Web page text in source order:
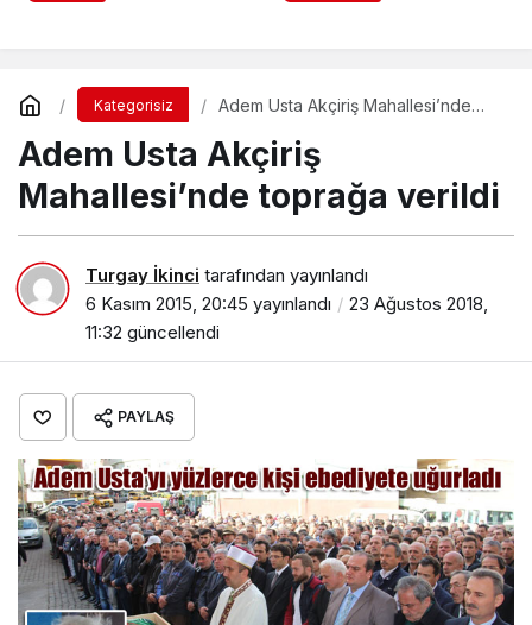
Kategorisiz
Adem Usta Akçiriş Mahallesi’nde
Adem Usta Akçiriş
Mahallesi’nde toprağa verildi
Turgay İkinci tarafından yayınlandı
6 Kasım 2015, 20:45 yayınlandı
23 Ağustos 2018,
11:32 güncellendi
PAYLAŞ